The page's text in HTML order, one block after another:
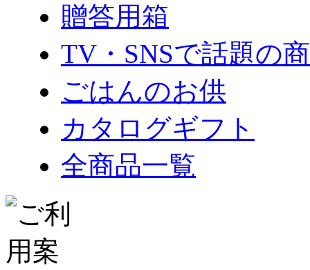
贈答用箱
TV・SNSで話題の
ごはんのお供
カタログギフト
全商品一覧